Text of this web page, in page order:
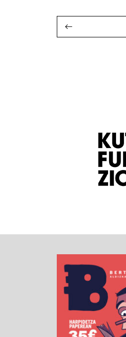
ZEHAR
NABIGATU